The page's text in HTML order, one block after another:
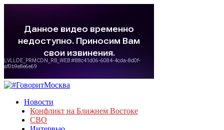
Новости
Конфликт на Ближнем Востоке
СВО